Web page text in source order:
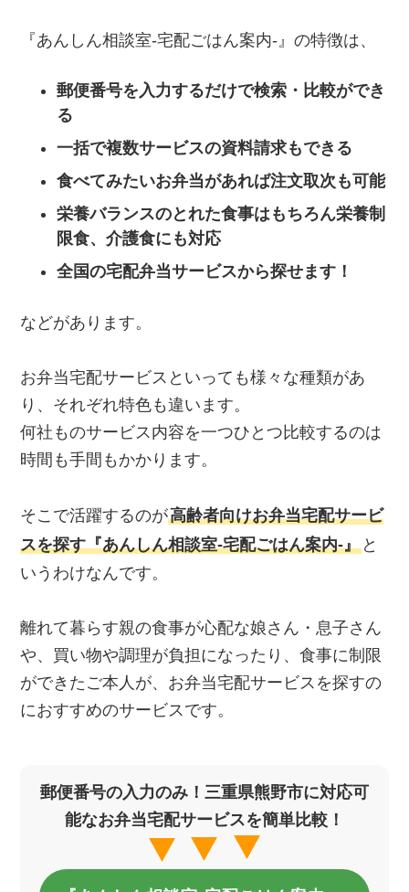
『あんしん相談室‐宅配ごはん案内‐』の特徴は、
郵便番号を入力するだけで検索・比較ができ
る
一括で複数サービスの資料請求もできる
食べてみたいお弁当があれば注文取次も可能
栄養バランスのとれた食事はもちろん栄養制
限食、介護食にも対応
全国の宅配弁当サービスから探せます！
などがあります。
お弁当宅配サービスといっても様々な種類があ
り、それぞれ特色も違います。
何社ものサービス内容を一つひとつ比較するのは
時間も手間もかかります。
そこで活躍するのが高齢者向けお弁当宅配サービ
スを探す『あんしん相談室‐宅配ごはん案内‐』 と
いうわけなんです。
離れて暮らす親の食事が心配な娘さん・息子さん
や、買い物や調理が負担になったり、食事に制限
ができたご本人が、お弁当宅配サービスを探すの
におすすめのサービスです。
郵便番号の入力のみ！三重県熊野市に対応可
能なお弁当宅配サービスを簡単比較！